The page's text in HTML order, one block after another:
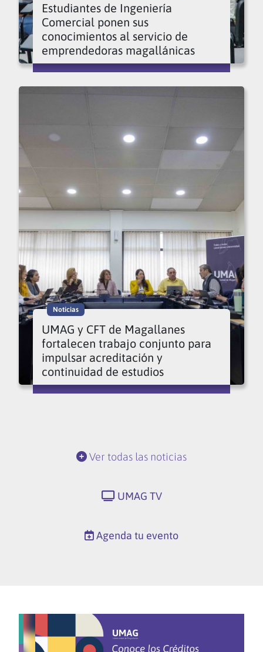
Estudiantes de Ingeniería
Comercial ponen sus
conocimientos al servicio de
emprendedoras magallánicas
Noticias
UMAG y CFT de Magallanes
fortalecen trabajo conjunto para
impulsar acreditación y
continuidad de estudios
Ver todas las noticias
UMAG TV
Agenda tu evento